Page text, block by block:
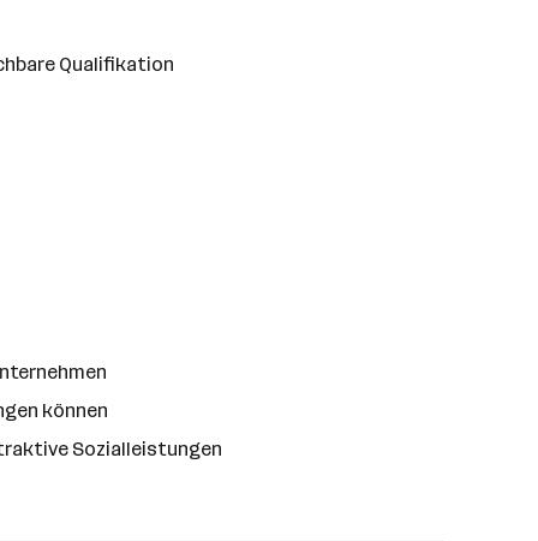
Qualifikation
können
Sozialleistungen